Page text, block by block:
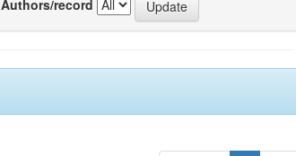
Authors/record